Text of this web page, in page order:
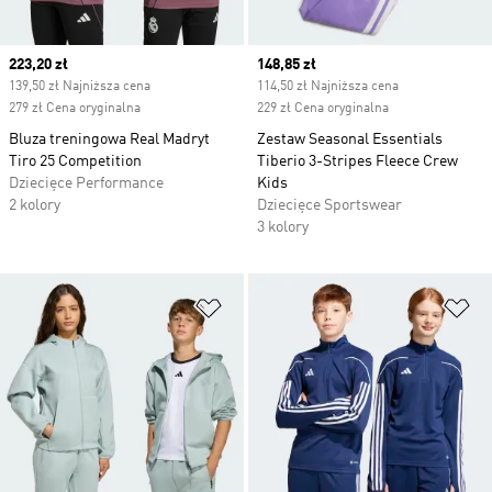
Current price
223,20 zł
139,50 zł Najniższa cena
279 zł Cena oryginalna
Bluza treningowa Real Madryt
Tiro 25 Competition
Dziecięce Performance
2 kolory
Current price
148,85 zł
114,50 zł Najniższa cena
229 zł Cena oryginalna
Zestaw Seasonal Essentials
Tiberio 3-Stripes Fleece Crew
Kids
Dziecięce Sportswear
3 kolory
Dodaj do listy życzeń